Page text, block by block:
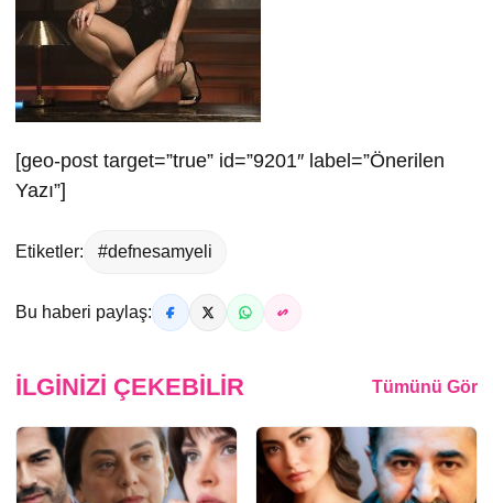
[geo-post target=”true” id=”9201″ label=”Önerilen
Yazı”]
Etiketler: #defnesamyeli
Bu haberi paylaş:
İLGINIZI ÇEKEBILIR Tümünü Gör